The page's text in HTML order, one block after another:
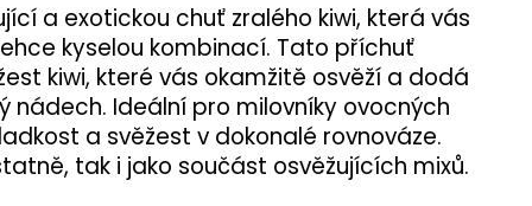
a exotickou chuť zralého kiwi, která vás
kyselou kombinací. Tato příchuť
kiwi, které vás okamžitě osvěží a dodá
nádech. Ideální pro milovníky ovocných
a svěžest v dokonalé rovnováze.
tak i jako součást osvěžujících mixů.